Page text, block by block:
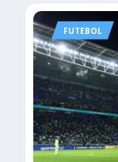
FUTEBOL